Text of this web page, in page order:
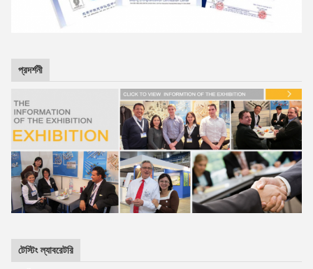
প্রদর্শনী
টেস্টিং ল্যাবরেটরি